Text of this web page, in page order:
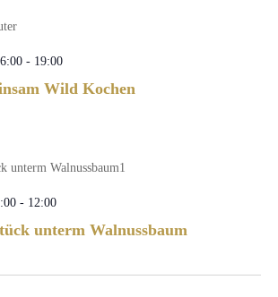
Wild Kochen
- 19:00
unterm Walnussbaum
- 12:00